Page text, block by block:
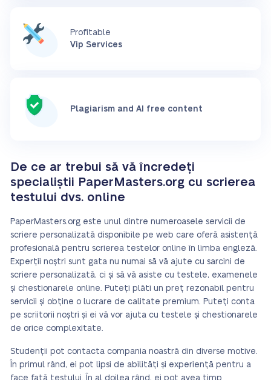
Profitable
Vip Services
Plagiarism and AI free content
De ce ar trebui să vă încredeți
specialiștii PaperMasters.org cu scrierea
testului dvs. online
PaperMasters.org este unul dintre numeroasele servicii de
scriere personalizată disponibile pe web care oferă asistență
profesională pentru scrierea testelor online în limba engleză.
Experții noștri sunt gata nu numai să vă ajute cu sarcini de
scriere personalizată, ci și să vă asiste cu testele, examenele
și chestionarele online. Puteți plăti un preț rezonabil pentru
servicii și obține o lucrare de calitate premium. Puteți conta
pe scriitorii noștri și ei vă vor ajuta cu testele și chestionarele
de orice complexitate.
Studenții pot contacta compania noastră din diverse motive.
În primul rând, ei pot lipsi de abilități și experiență pentru a
face față testului. În al doilea rând, ei pot avea timp